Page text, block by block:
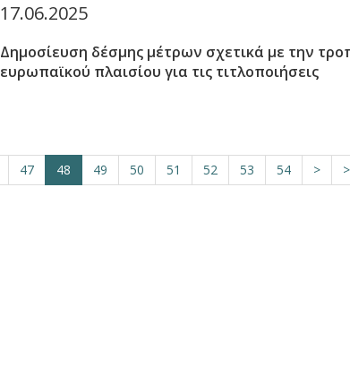
17.06.2025
Δημοσίευση δέσμης μέτρων σχετικά με την
ευρωπαϊκού πλαισίου για τις τιτλοποιήσεις
47 48 49 50 51 52 53 54 >